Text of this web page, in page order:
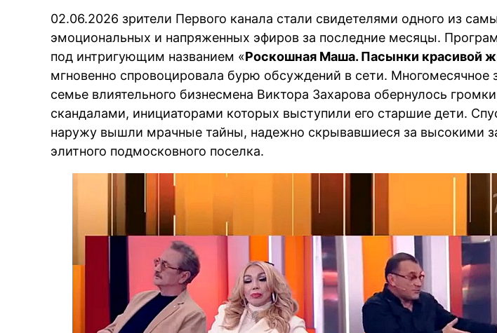
02.06.2026 зрители Первого канала стали свидетелями одного из
эмоциональных и напряженных эфиров за последние месяцы.
под интригующим названием «Роскошная Маша. Пасынки красивой
мгновенно спровоцировала бурю обсуждений в сети. Многомесячное
семье влиятельного бизнесмена Виктора Захарова обернулось
скандалами, инициаторами которых выступили его старшие дети.
наружу вышли мрачные тайны, надежно скрывавшиеся за высокими
элитного подмосковного поселка.